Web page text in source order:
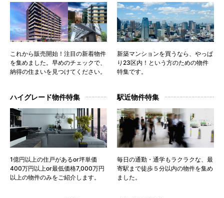
これから販売開始！注目の新着物件
を集めました。早めのチェックで、
納得の住まいを見つけてください。
新築マンションを買うなら、やっぱ
り23区内！という方のための物件
特集です。
ハイグレード物件特集
1億円以上の住戸があるor坪単価
400万円以上or最低価格7,000万円
以上の物件のみをご紹介します。
駅近物件特集
毎日の通勤・通学もラクラクな、最
寄駅まで徒歩５分以内の物件を集め
ました。